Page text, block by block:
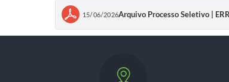
15/06/2026Arquivo Processo Seletivo |